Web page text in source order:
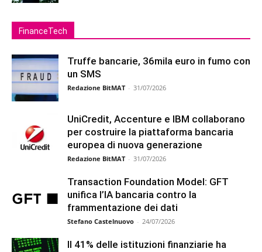
FinanceTech
Truffe bancarie, 36mila euro in fumo con
un SMS
Redazione BitMAT - 31/07/2026
UniCredit, Accenture e IBM collaborano
per costruire la piattaforma bancaria
europea di nuova generazione
Redazione BitMAT - 31/07/2026
Transaction Foundation Model: GFT
unifica l’IA bancaria contro la
frammentazione dei dati
Stefano Castelnuovo - 24/07/2026
Il 41% delle istituzioni finanziarie ha